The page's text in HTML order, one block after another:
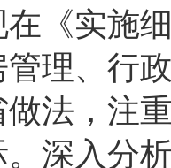
《实施
理、行
法，注
深入分